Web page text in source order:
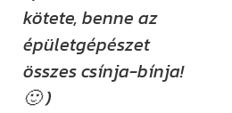
kötete, benne az
épületgépészet
összes csínja-bínja!
🙂 )